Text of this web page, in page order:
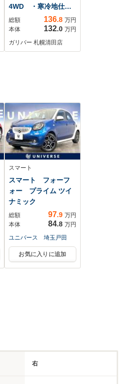
4WD ・寒冷地仕
様・社外SDナビゲー
ション
(BT/iPod/FM/AM/CD/DVD/USB)・
総額 136.8 万円
本体
132.0 万円
ガリバー 札幌清田店
スマート
スマート フォーフ
ォー プライム ツイ
ナミック
総額 97.9 万円
本体
84.8 万円
ユニバース 埼玉戸田
お気に入りに追加
右